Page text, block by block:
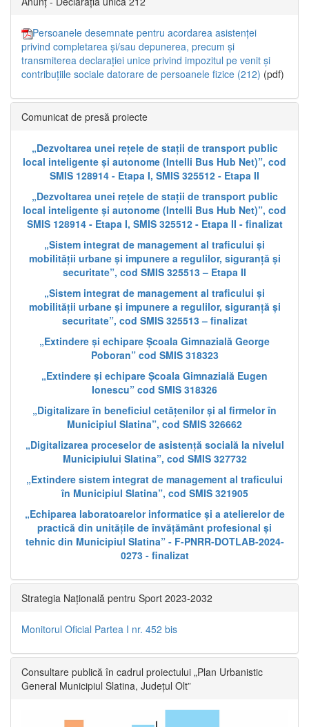
Persoanele desemnate pentru acordarea asistenței
privind completarea și/sau depunerea, precum și
transmiterea declarației unice privind impozitul pe venit și
contribuțiile sociale datorare de persoanele fizice (212) (pdf)
Comunicat de presă proiecte
„Dezvoltarea unei rețele de stații de transport public
local inteligente și autonome (Intelli Bus Hub Net)”, cod
SMIS 128914 - Etapa I, SMIS 325512 - Etapa II
„Dezvoltarea unei rețele de stații de transport public
local inteligente și autonome (Intelli Bus Hub Net)”, cod
SMIS 128914 - Etapa I, SMIS 325512 - Etapa II - finalizat
„Sistem integrat de management al traficului și
mobilității urbane și impunere a regulilor, siguranță și
securitate”, cod SMIS 325513 – Etapa II
„Sistem integrat de management al traficului și
mobilității urbane și impunere a regulilor, siguranță și
securitate”, cod SMIS 325513 – finalizat
„Extindere și echipare Școala Gimnazială George
Poboran” cod SMIS 318323
„Extindere și echipare Școala Gimnazială Eugen
Ionescu” cod SMIS 318326
„Digitalizare în beneficiul cetățenilor și al firmelor în
Municipiul Slatina”, cod SMIS 326662
„Digitalizarea proceselor de asistență socială la nivelul
Municipiului Slatina”, cod SMIS 327732
„Extindere sistem integrat de management al traficului
în Municipiul Slatina”, cod SMIS 321905
„Echiparea laboratoarelor informatice și a atelierelor de
practică din unitățile de învățământ profesional și
tehnic din Municipiul Slatina” - F-PNRR-DOTLAB-2024-
0273 - finalizat
Strategia Națională pentru Sport 2023-2032
Monitorul Oficial Partea I nr. 452 bis
Consultare publică în cadrul proiectului „Plan Urbanistic
General Municipiul Slatina, Județul Olt”